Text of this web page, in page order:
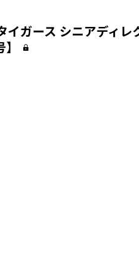
ガース シニアディレ